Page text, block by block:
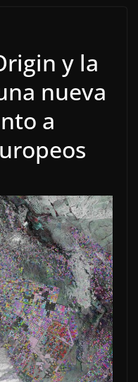
y la
nueva
a